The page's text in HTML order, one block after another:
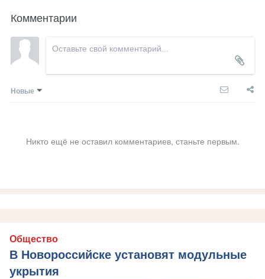
Комментарии
Новые
Никто ещё не оставил комментариев, станьте первым.
Общество
В Новороссийске установят модульные
укрытия